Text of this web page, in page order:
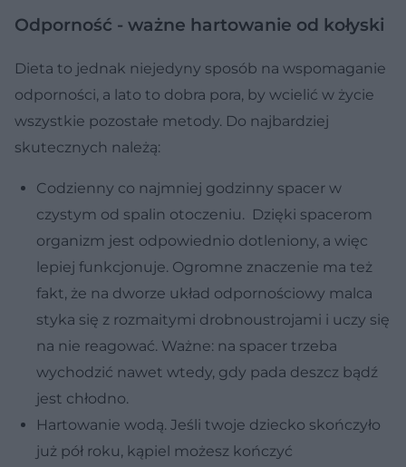
Odporność - ważne hartowanie od kołyski
Dieta to jednak niejedyny sposób na wspomaganie
odporności, a lato to dobra pora, by wcielić w życie
wszystkie pozostałe metody. Do najbardziej
skutecznych należą:
Codzienny co najmniej godzinny spacer w
czystym od spalin otoczeniu. Dzięki spacerom
organizm jest odpowiednio dotleniony, a więc
lepiej funkcjonuje. Ogromne znaczenie ma też
fakt, że na dworze układ odpornościowy malca
styka się z rozmaitymi drobnoustrojami i uczy się
na nie reagować. Ważne: na spacer trzeba
wychodzić nawet wtedy, gdy pada deszcz bądź
jest chłodno.
Hartowanie wodą. Jeśli twoje dziecko skończyło
już pół roku, kąpiel możesz kończyć